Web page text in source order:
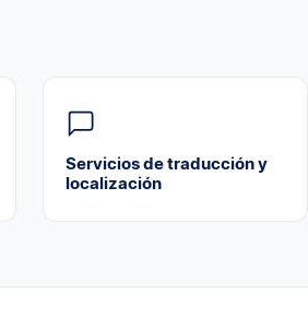
Servicios de traducción y
localización